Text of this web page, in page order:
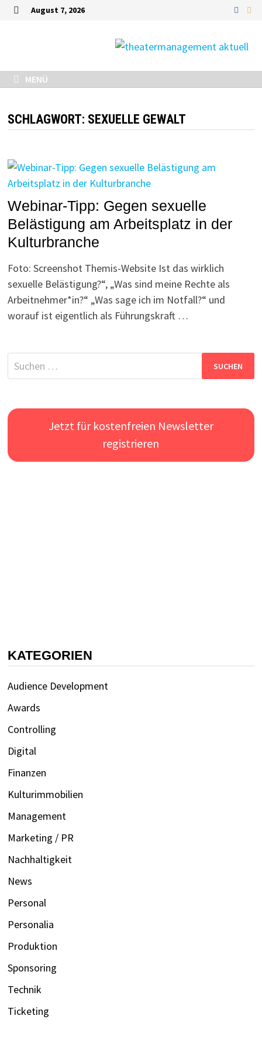
Zurück
August 7, 2026
MENÜ
SCHLAGWORT: SEXUELLE GEWALT
Webinar-Tipp: Gegen sexuelle
Belästigung am Arbeitsplatz in der
Kulturbranche
Foto: Screenshot Themis-Website Ist das wirklich
sexuelle Belästigung?“, „Was sind meine Rechte als
Arbeitnehmer*in?“ „Was sage ich im Notfall?“ und
worauf ist eigentlich als Führungskraft …
Suchen
nach:
Jetzt für kostenfreien Newsletter
registrieren
KATEGORIEN
Audience Development
Awards
Controlling
Digital
Finanzen
Kulturimmobilien
Management
Marketing / PR
Nachhaltigkeit
News
Personal
Personalia
Produktion
Sponsoring
Technik
Ticketing